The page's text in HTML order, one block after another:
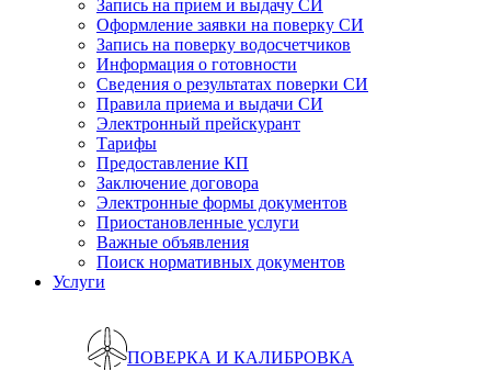
Запись на прием и выдачу СИ
Оформление заявки на поверку СИ
Запись на поверку водосчетчиков
Информация о готовности
Сведения о результатах поверки СИ
Правила приема и выдачи СИ
Электронный прейскурант
Тарифы
Предоставление КП
Заключение договора
Электронные формы документов
Приостановленные услуги
Важные объявления
Поиск нормативных документов
Услуги
ПОВЕРКА И КАЛИБРОВКА